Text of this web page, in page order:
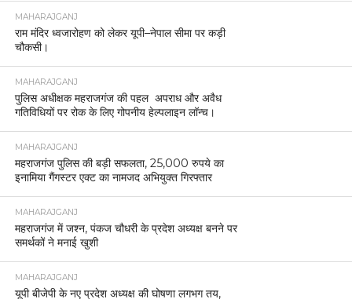
MAHARAJGANJ
राम मंदिर ध्वजारोहण को लेकर यूपी–नेपाल सीमा पर कड़ी
चौकसी।
MAHARAJGANJ
पुलिस अधीक्षक महराजगंज की पहल अपराध और अवैध
गतिविधियों पर रोक के लिए गोपनीय हेल्पलाइन लॉन्च।
MAHARAJGANJ
महराजगंज पुलिस की बड़ी सफलता, 25,000 रुपये का
इनामिया गैंगस्टर एक्ट का नामजद अभियुक्त गिरफ्तार
MAHARAJGANJ
महराजगंज में जश्न, पंकज चौधरी के प्रदेश अध्यक्ष बनने पर
समर्थकों ने मनाई खुशी
MAHARAJGANJ
यूपी बीजेपी के नए प्रदेश अध्यक्ष की घोषणा लगभग तय,